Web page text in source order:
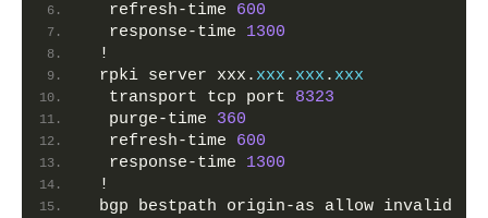
  refresh-time
600
  response-time
1300
!
rpki server xxx. xxx . xxx . xxx
  transport tcp port
8323
  purge-time
360
  refresh-time
600
  response-time
1300
!
bgp bestpath origin-as allow invalid